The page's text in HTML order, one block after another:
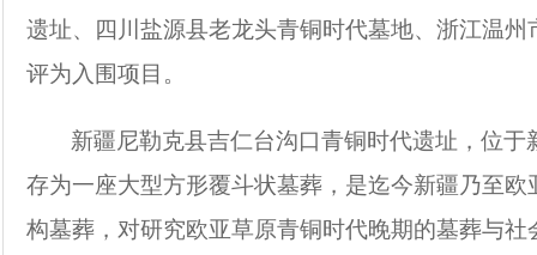
遗址、四川盐源县老龙头青铜时代墓地、浙江温
评为入围项目。
新疆尼勒克县吉仁台沟口青铜时代遗址，位
存为一座大型方形覆斗状墓葬，是迄今新疆乃至
构墓葬，对研究欧亚草原青铜时代晚期的墓葬与社